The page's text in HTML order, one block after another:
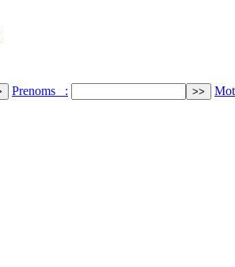
Prenoms :